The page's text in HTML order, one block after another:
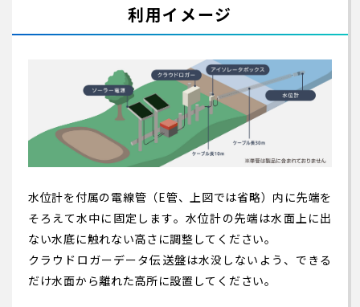
利用イメージ
水位計を付属の電線管（E管、上図では省略）内に先端を
そろえて水中に固定します。水位計の先端は水面上に出
ない水底に触れない高さに調整してください。
クラウドロガーデータ伝送盤は水没しないよう、できる
だけ水面から離れた高所に設置してください。